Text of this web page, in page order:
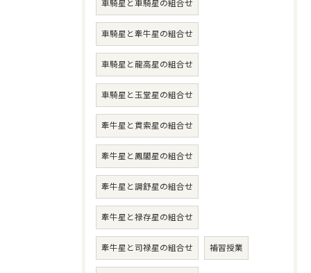
車騎星と車騎星の組合せ
車騎星と牽牛星の組合せ
車騎星と龍高星の組合せ
車騎星と玉堂星の組合せ
牽牛星と貫索星の組合せ
牽牛星と鳳閣星の組合せ
牽牛星と調舒星の組合せ
牽牛星と禄存星の組合せ
牽牛星と司禄星の組合せ 補習授業